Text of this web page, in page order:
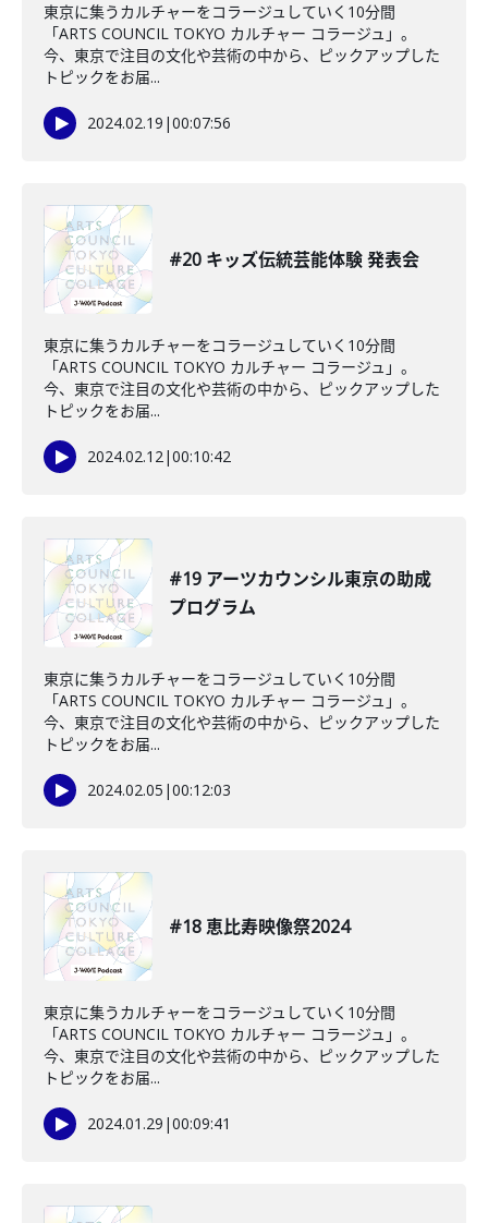
東京に集うカルチャーをコラージュしていく10分間
「ARTS COUNCIL TOKYO カルチャー コラージュ」。
今、東京で注目の文化や芸術の中から、ピックアップした
トピックをお届...
2024.02.19 |00:07:56
#20 キッズ伝統芸能体験 発表会
東京に集うカルチャーをコラージュしていく10分間
「ARTS COUNCIL TOKYO カルチャー コラージュ」。
今、東京で注目の文化や芸術の中から、ピックアップした
トピックをお届...
2024.02.12|00:10:42
#19 アーツカウンシル東京の助成
プログラム
東京に集うカルチャーをコラージュしていく10分間
「ARTS COUNCIL TOKYO カルチャー コラージュ」。
今、東京で注目の文化や芸術の中から、ピックアップした
トピックをお届...
2024.02.05 |00:12:03
#18 恵比寿映像祭2024
東京に集うカルチャーをコラージュしていく10分間
「ARTS COUNCIL TOKYO カルチャー コラージュ」。
今、東京で注目の文化や芸術の中から、ピックアップした
トピックをお届...
2024.01.29 |00:09:41